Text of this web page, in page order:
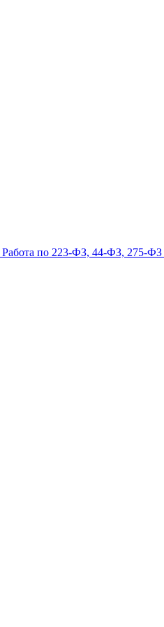
Работа по 223-ФЗ, 44-ФЗ, 275-ФЗ